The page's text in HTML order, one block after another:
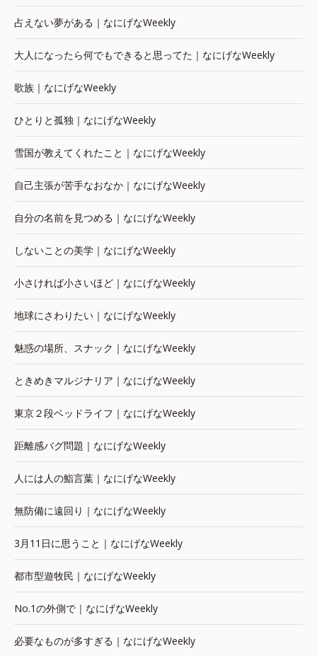
占えない夢がある｜なにげなWeekly
大人になったら何でもできると思ってた｜なにげなWeekly
歌族｜なにげなWeekly
ひとりと孤独｜なにげなWeekly
雪国が教えてくれたこと｜なにげなWeekly
自己主張が苦手なおなか｜なにげなWeekly
自分の名前を見つめる｜なにげなWeekly
しないことの美学｜なにげなWeekly
小さければ小さいほど｜なにげなWeekly
地球にさわりたい｜なにげなWeekly
魅惑の場所、スナック｜なにげなWeekly
ときめきマルジナリア｜なにげなWeekly
東京２段ベッドライフ｜なにげなWeekly
距離感バグ問題｜なにげなWeekly
人には人の鮨言葉｜なにげなWeekly
無防備に遠回り｜なにげなWeekly
3月11日に思うこと｜なにげなWeekly
都市型遊牧民｜なにげなWeekly
No.1の外側で｜なにげなWeekly
必要なものが多すぎる｜なにげなWeekly